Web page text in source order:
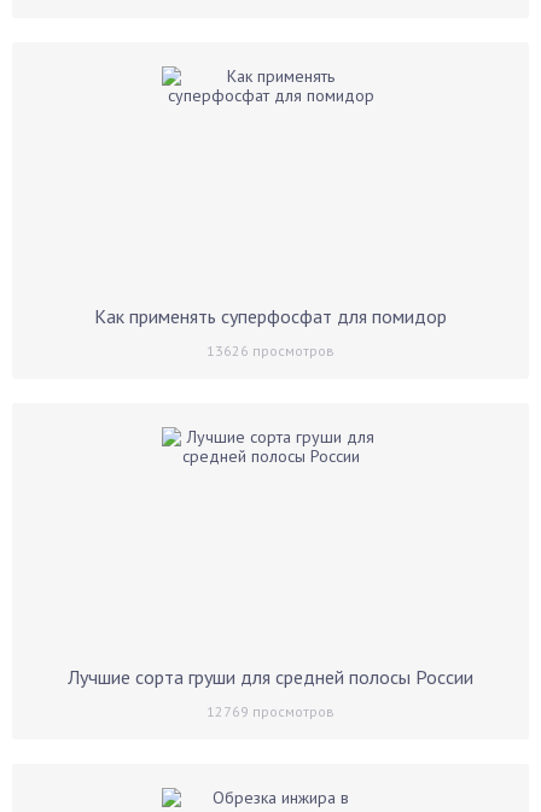
Как применять суперфосфат для помидор
13626 просмотров
Лучшие сорта груши для средней полосы России
12769 просмотров